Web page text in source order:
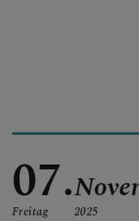
07.
Freitag 2025